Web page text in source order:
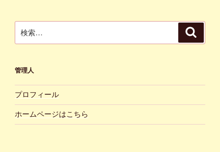
索:
管理人
プロフィール
ホームページはこちら